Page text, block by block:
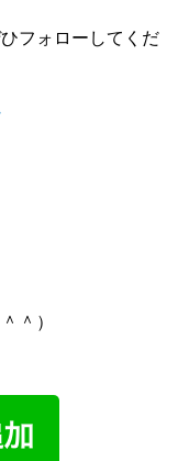
フォローしてくだ
＾）